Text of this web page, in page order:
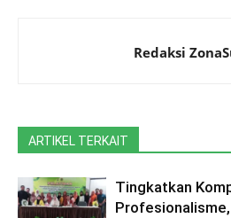
Redaksi
ARTIKEL TERKAIT
Tingkatkan